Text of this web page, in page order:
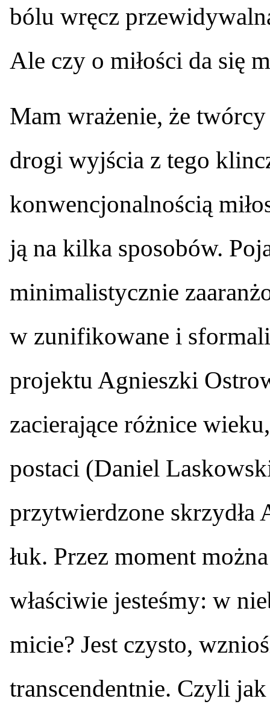
bólu wręcz
Ale czy o miłości da się
Mam wrażenie, że
drogi wyjścia z tego
konwencjonalnością
ją na kilka sposobów.
minimalistycznie
w zunifikowane i
projektu Agnieszki
zacierające różnice
postaci (Daniel
przytwierdzone skrzydła
łuk. Przez moment
właściwie jesteśmy: w
micie? Jest czysto,
transcendentnie. Czyli